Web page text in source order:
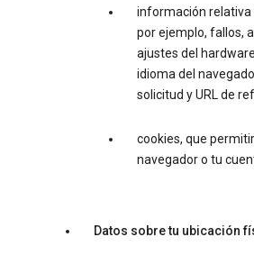
información relativa
por ejemplo, fallos,
ajustes del
idioma del
solicitud y URL de
cookies, que
navegador o tu
Datos sobre tu ubicación